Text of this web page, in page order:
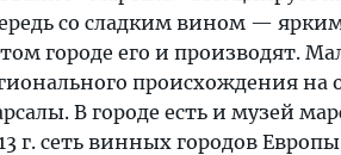
со сладким вином —
городе его и производят.
происхождения на
В городе есть и музей
г. сеть винных городов